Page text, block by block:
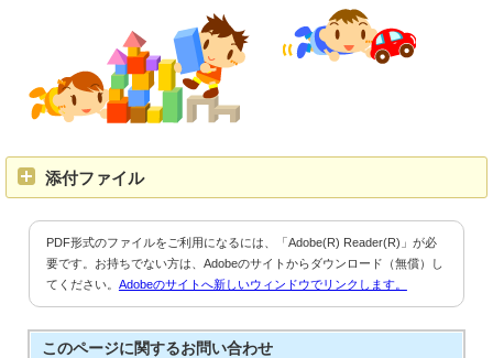
添付ファイル
PDF形式のファイルをご利用になるには、「Adobe(R) Reader(R)」が必
要です。お持ちでない方は、Adobeのサイトからダウンロード（無償）し
てください。 Adobeのサイトへ新しいウィンドウでリンクします。
このページに関するお問い合わせ